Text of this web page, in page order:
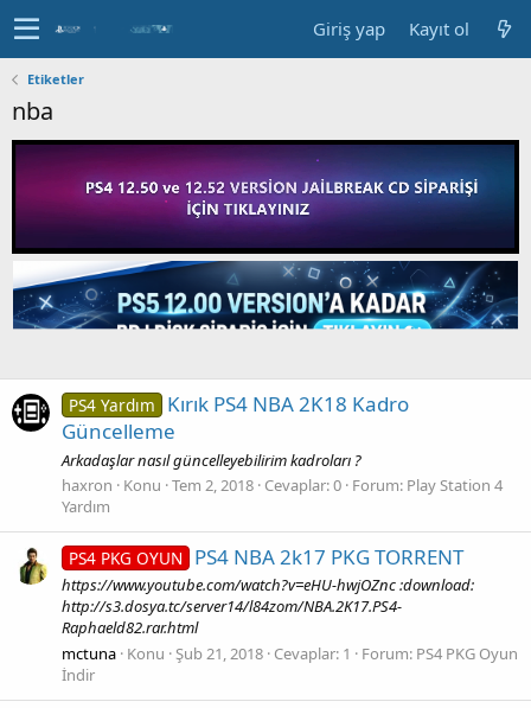
Giriş yap Kayıt ol
Etiketler
nba
PS4 Yardım
Kırık PS4 NBA 2K18 Kadro
Güncelleme
Arkadaşlar nasıl güncelleyebilirim kadroları ?
haxron
Konu Tem 2, 2018 Cevaplar: 0 Forum: Play Station 4
Yardım
PS4 PKG OYUN PS4 NBA 2k17 PKG TORRENT
https://www.youtube.com/watch?v=eHU-hwjOZnc :download:
http://s3.dosya.tc/server14/l84zom/NBA.2K17.PS4-
Raphaeld82.rar.html
mctuna Konu Şub 21, 2018 Cevaplar: 1 Forum: PS4 PKG Oyun
İndir